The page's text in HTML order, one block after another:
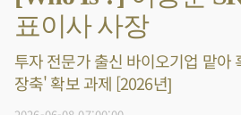
표이사 사장
투자 전문가 출신 바이오기업 맡아
장축' 확보 과제 [2026년]